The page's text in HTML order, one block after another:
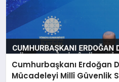
Cumhurbaşkanı Erdoğan
Mücadeleyi Millî Güvenlik